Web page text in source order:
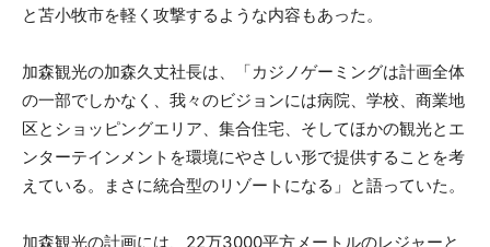
と苫小牧市を軽く攻撃するような内容もあった。
加森観光の加森久丈社長は、「カジノゲーミングは計画全体
の一部でしかなく、我々のビジョンには病院、学校、商業地
区とショッピングエリア、集合住宅、そしてほかの観光とエ
ンターテインメントを環境にやさしい形で提供することを考
えている。まさに統合型のリゾートになる」と語っていた。
加森観光の計画には、22万3000平方メートルのレジャーと